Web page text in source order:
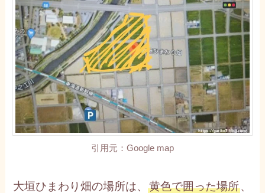
引用元：Google map
大垣ひまわり畑の場所は、黄色で囲った場所、